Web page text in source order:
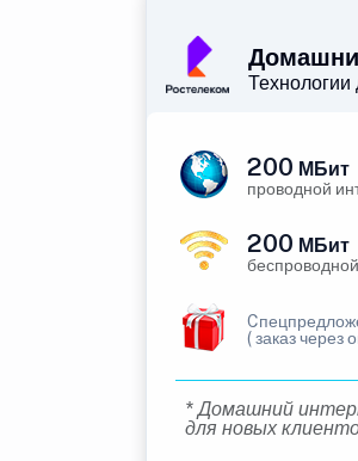
Технологии
200 МБит
проводной
200 МБит
( заказ через
* Домашний
для новых